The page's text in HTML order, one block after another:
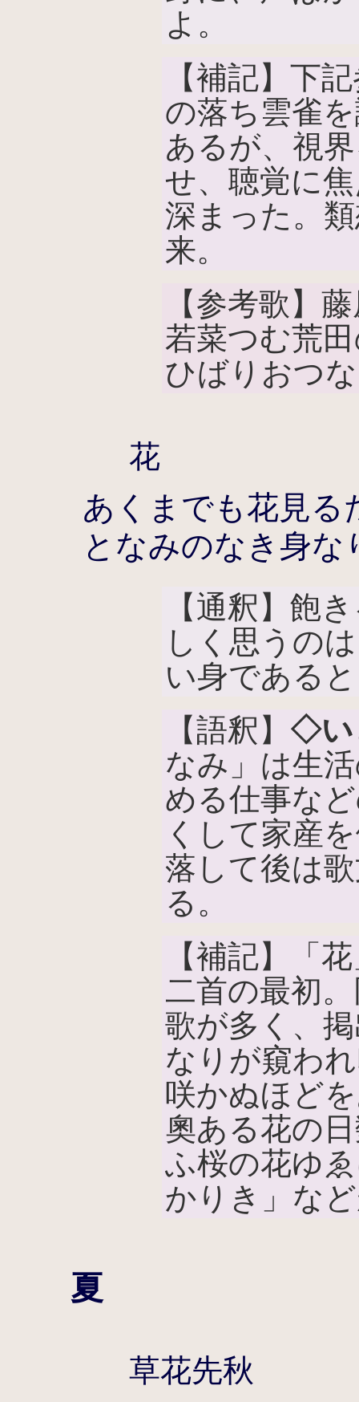
よ。
【補記】下
の落ち雲雀
あるが、視
せ、聴覚に
深まった。
来。
【参考歌】
若菜つむ荒
ひばりおつ
花
あくまでも花見る
となみのなき身な
【通釈】飽
しく思うの
い身である
【語釈】 ◇い
なみ」は生
める仕事な
くして家産
落して後は
る。
【補記】「
二首の最初
歌が多く、
なりが窺わ
咲かぬほど
奧ある花の
ふ桜の花ゆ
かりき」な
夏
草花先秋